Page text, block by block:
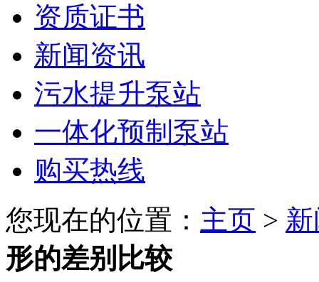
资质证书
新闻资讯
污水提升泵站
一体化预制泵站
购买热线
您现在的位置： 主页 >
形的差别比较